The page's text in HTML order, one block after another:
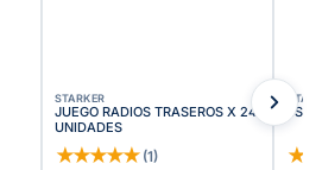
STARKER
JUEGO RADIOS TRASEROS X 24
UNIDADES
★★★★★ (1) ★